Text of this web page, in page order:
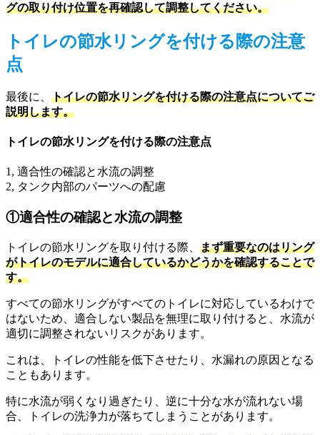
グの取り付け位置を再確認して調整してください。
トイレの節水リングを付ける際の注意
点
最後に、 トイレの節水リングを付ける際の注意点についてご
説明します。
トイレの節水リングを付ける際の注意点
1, 適合性の確認と水流の調整
2, タンク内部のパーツへの配慮
①適合性の確認と水流の調整
トイレの節水リングを取り付ける際、 まず重要なのはリング
がトイレのモデルに適合しているかどうかを確認することで
す。
すべての節水リングがすべてのトイレに対応しているわけで
はないため、適合しない製品を無理に取り付けると、水流が
適切に調整されないリスクがあります。
これは、トイレの性能を低下させたり、水漏れの原因となる
こともあります。
特に水流が弱くなり過ぎたり、逆に十分な水が流れない場
合、トイレの洗浄力が落ちてしまうことがあります。